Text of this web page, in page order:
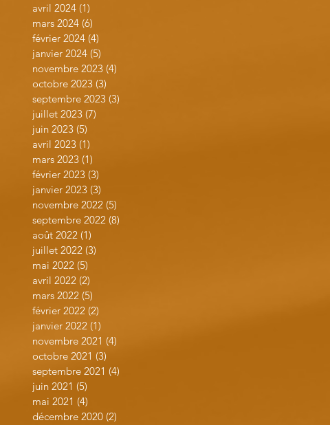
avril 2024 (1)
mars 2024 (6)
février 2024 (4)
janvier 2024 (5)
novembre 2023 (4)
octobre 2023 (3)
septembre 2023 (3)
juillet 2023 (7)
juin 2023 (5)
avril 2023 (1)
mars 2023 (1)
février 2023 (3)
janvier 2023 (3)
novembre 2022 (5)
septembre 2022 (8)
août 2022 (1)
juillet 2022 (3)
mai 2022 (5)
avril 2022 (2)
mars 2022 (5)
février 2022 (2)
janvier 2022 (1)
novembre 2021 (4)
octobre 2021 (3)
septembre 2021 (4)
juin 2021 (5)
mai 2021 (4)
décembre 2020 (2)